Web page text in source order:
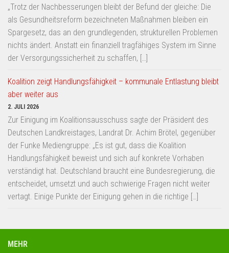
„Trotz der Nachbesserungen bleibt der Befund der gleiche: Die
als Gesundheitsreform bezeichneten Maßnahmen bleiben ein
Spargesetz, das an den grundlegenden, strukturellen Problemen
nichts ändert. Anstatt ein finanziell tragfähiges System im Sinne
der Versorgungssicherheit zu schaffen, […]
Koalition zeigt Handlungsfähigkeit – kommunale Entlastung bleibt
aber weiter aus
2. JULI 2026
Zur Einigung im Koalitionsausschuss sagte der Präsident des
Deutschen Landkreistages, Landrat Dr. Achim Brötel, gegenüber
der Funke Mediengruppe: „Es ist gut, dass die Koalition
Handlungsfähigkeit beweist und sich auf konkrete Vorhaben
verständigt hat. Deutschland braucht eine Bundesregierung, die
entscheidet, umsetzt und auch schwierige Fragen nicht weiter
vertagt. Einige Punkte der Einigung gehen in die richtige […]
MEHR